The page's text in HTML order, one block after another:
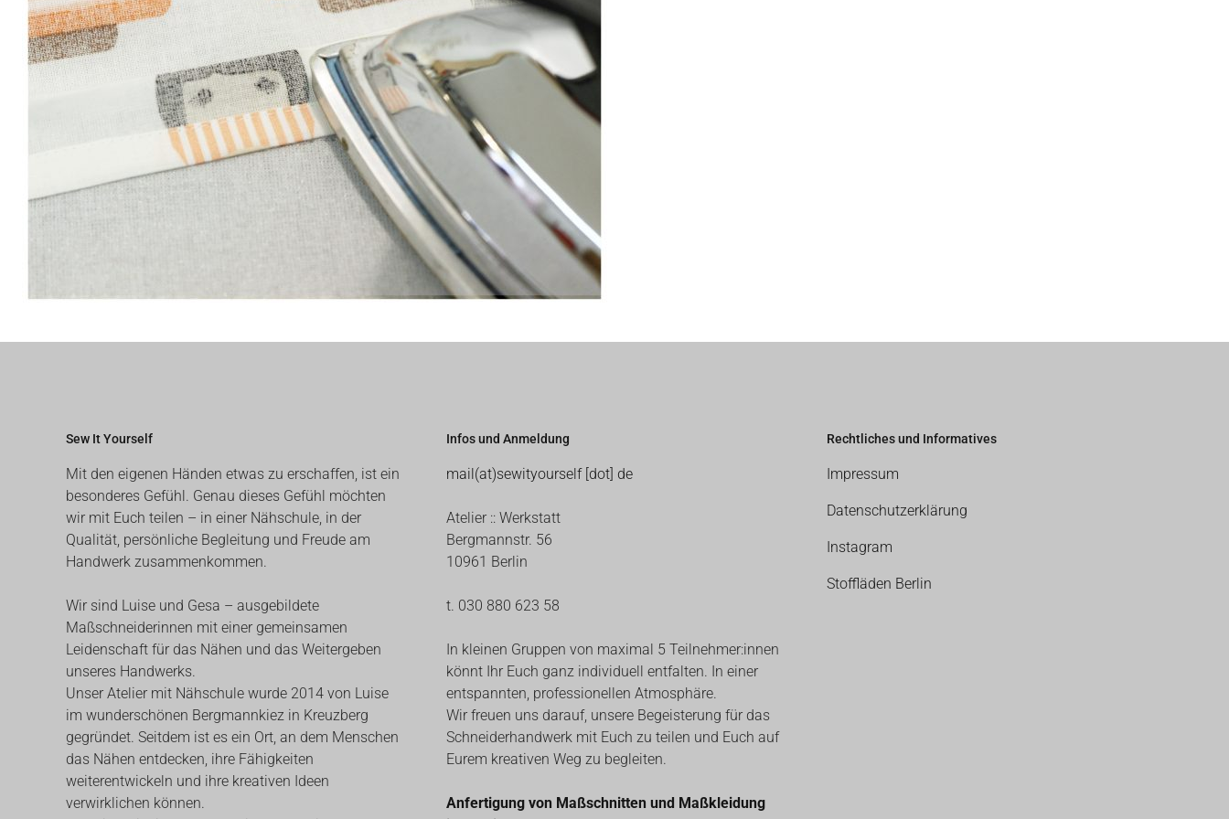
Sew It Yourself
Mit den eigenen Händen etwas zu erschaffen, ist ein
besonderes Gefühl. Genau dieses Gefühl möchten
wir mit Euch teilen – in einer Nähschule, in der
Qualität, persönliche Begleitung und Freude am
Handwerk zusammenkommen.
Wir sind Luise und Gesa – ausgebildete
Maßschneiderinnen mit einer gemeinsamen
Leidenschaft für das Nähen und das Weitergeben
unseres Handwerks.
Unser Atelier mit Nähschule wurde 2014 von Luise
im wunderschönen Bergmannkiez in Kreuzberg
gegründet. Seitdem ist es ein Ort, an dem Menschen
das Nähen entdecken, ihre Fähigkeiten
weiterentwickeln und ihre kreativen Ideen
verwirklichen können.
Infos und Anmeldung
mail(at)sewityourself [dot] de
Atelier :: Werkstatt
Bergmannstr. 56
10961 Berlin
t. 030 880 623 58
In kleinen Gruppen von maximal 5 Teilnehmer:innen
könnt Ihr Euch ganz individuell entfalten. In einer
entspannten, professionellen Atmosphäre.
Wir freuen uns darauf, unsere Begeisterung für das
Schneiderhandwerk mit Euch zu teilen und Euch auf
Eurem kreativen Weg zu begleiten.
Anfertigung von Maßschnitten und Maßkleidung
Rechtliches und Informatives
Impressum
Datenschutzerklärung
Instagram
Stoffläden Berlin